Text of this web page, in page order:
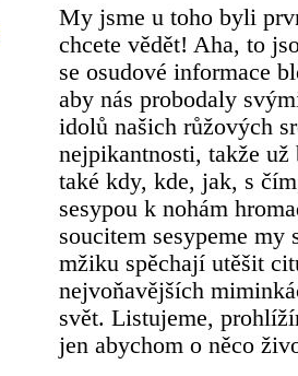
My jsme u toho byli
chcete vědět! Aha, to
se osudové informace
aby nás probodaly
idolů našich růžových
nejpikantnosti, takže už
také kdy, kde, jak, s
sesypou k nohám
soucitem sesypeme my
mžiku spěchají utěšit
nejvoňavějších
svět. Listujeme,
jen abychom o něco